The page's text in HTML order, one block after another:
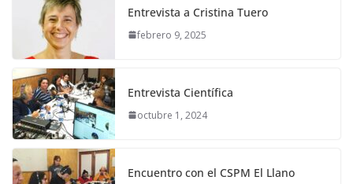
Entrevista a Cristina Tuero
febrero 9, 2025
Entrevista Científica
octubre 1, 2024
Encuentro con el CSPM El Llano